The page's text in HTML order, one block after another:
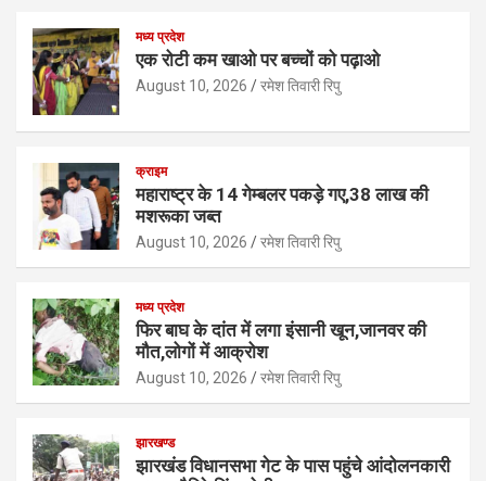
at
s
A
p
p
ce
b
o
o
k
tt
er dI
n
e
मध्य प्रदेश
एक रोटी कम खाओ पर बच्चों को पढ़ाओ
August 10, 2026 रमेश तिवारी रिपु
क्राइम
महाराष्ट्र के 14 गेम्बलर पकड़े गए,38 लाख की
मशरूका जब्त
August 10, 2026 रमेश तिवारी रिपु
मध्य प्रदेश
फिर बाघ के दांत में लगा इंसानी खून,जानवर की
मौत,लोगों में आक्रोश
August 10, 2026 रमेश तिवारी रिपु
झारखण्ड
झारखंड विधानसभा गेट के पास पहुंचे आंदोलनकारी